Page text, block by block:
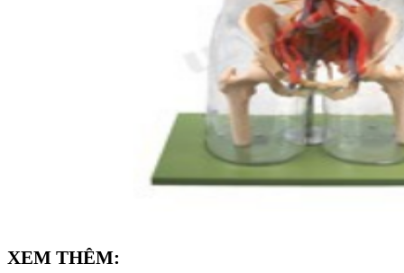
XEM THÊM: